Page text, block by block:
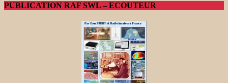
PUBLICATION RAF SWL – ECOUTEUR